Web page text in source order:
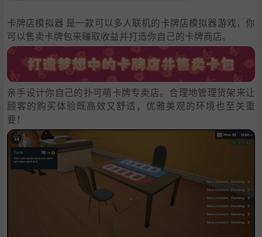
卡牌店模拟器 是一款可以多人联机的卡牌店模拟器游戏，你
可以售卖卡牌包来赚取收益并打造你自己的卡牌商店。
亲手设计你自己的扑可萌卡牌专卖店。合理地管理货架来让
顾客的购买体验既高效又舒适，优雅美观的环境也至关重
要！